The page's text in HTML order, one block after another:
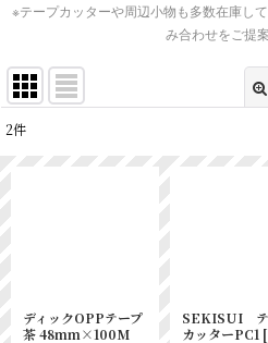
※テープカッターや周辺小物も多数在庫し
み合わせをご提案
2件
ディックOPPテープ
茶 48mm×100M
SEKISUI テ
カッターPC1 [